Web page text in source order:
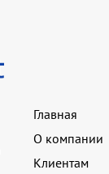
Главная
О компании
Клиентам